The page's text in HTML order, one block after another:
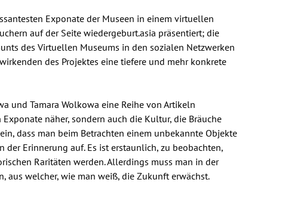
Exponate der Museen in einem virtuellen
auf der Seite wiedergeburt.asia präsentiert; die
des Virtuellen Museums in den sozialen Netzwerken
des Projektes eine tiefere und mehr konkrete
und Tamara Wolkowa eine Reihe von Artikeln
näher, sondern auch die Kultur, die Bräuche
dass man beim Betrachten einem unbekannte Objekte
Erinnerung auf. Es ist erstaunlich, zu beobachten,
Raritäten werden. Allerdings muss man in der
aus welcher, wie man weiß, die Zukunft erwächst.